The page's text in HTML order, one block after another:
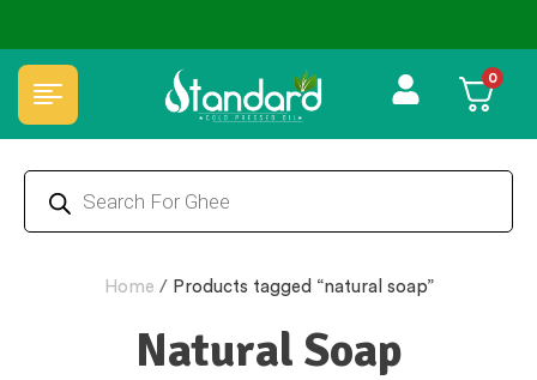
0
Home / Products tagged “natural soap”
Natural Soap